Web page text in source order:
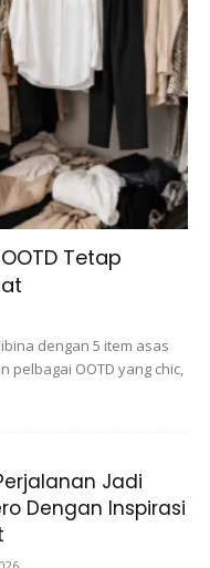
Tetap
dengan 5 item asas
pelbagai OOTD yang chic,
Jadi
Dengan Inspirasi